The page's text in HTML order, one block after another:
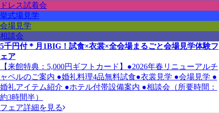
ドレス試着会
挙式場見学
会場見学
相談会
5千円付＊月1BIG！試食×衣裳×全会場まるごと会場見学体験フ
ェア
【来館特典：5,000円ギフトカード】●2026年春リニューアルチ
ャペルのご案内 ●婚礼料理4品無料試食●衣裳見学 ●会場見学 ●
婚礼アイテム紹介 ●ホテル付帯設備案内 ●相談会（所要時間：
約3時間半）
フェア詳細を見る